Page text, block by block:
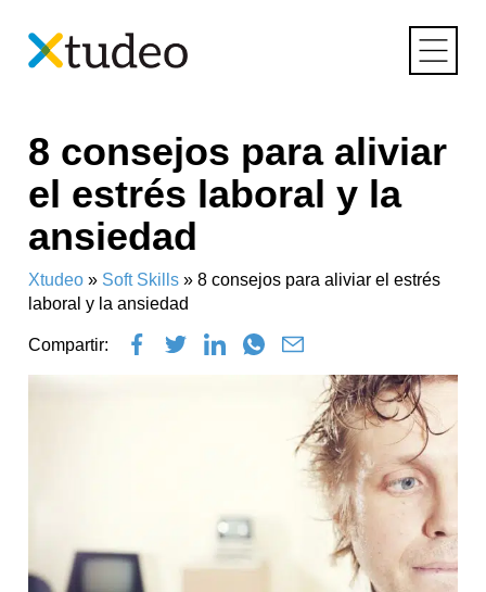
content8 consejos para aliviar
el estrés laboral y la
ansiedad
Xtudeo » Soft Skills »8 consejos para aliviar el estrés
laboral y la ansiedad
Compartir: